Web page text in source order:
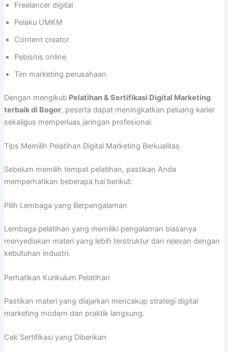
Freelancer digital
Pelaku UMKM
Content creator
Pebisnis online
Tim marketing perusahaan
Dengan mengikuti Pelatihan & Sertifikasi Digital Marketing
terbaik di Bogor, peserta dapat meningkatkan peluang karier
sekaligus memperluas jaringan profesional.
Tips Memilih Pelatihan Digital Marketing Berkualitas
Sebelum memilih tempat pelatihan, pastikan Anda
memperhatikan beberapa hal berikut:
Pilih Lembaga yang Berpengalaman
Lembaga pelatihan yang memiliki pengalaman biasanya
menyediakan materi yang lebih terstruktur dan relevan dengan
kebutuhan industri.
Perhatikan Kurikulum Pelatihan
Pastikan materi yang diajarkan mencakup strategi digital
marketing modern dan praktik langsung.
Cek Sertifikasi yang Diberikan